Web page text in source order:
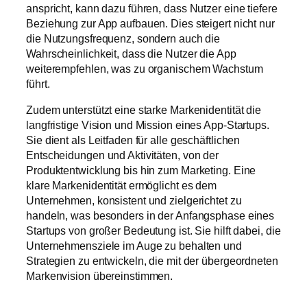
anspricht, kann dazu führen, dass Nutzer eine tiefere
Beziehung zur App aufbauen. Dies steigert nicht nur
die Nutzungsfrequenz, sondern auch die
Wahrscheinlichkeit, dass die Nutzer die App
weiterempfehlen, was zu organischem Wachstum
führt.
Zudem unterstützt eine starke Markenidentität die
langfristige Vision und Mission eines App-Startups.
Sie dient als Leitfaden für alle geschäftlichen
Entscheidungen und Aktivitäten, von der
Produktentwicklung bis hin zum Marketing. Eine
klare Markenidentität ermöglicht es dem
Unternehmen, konsistent und zielgerichtet zu
handeln, was besonders in der Anfangsphase eines
Startups von großer Bedeutung ist. Sie hilft dabei, die
Unternehmensziele im Auge zu behalten und
Strategien zu entwickeln, die mit der übergeordneten
Markenvision übereinstimmen.